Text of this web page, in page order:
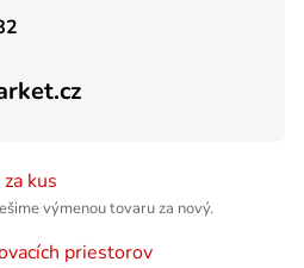
kus
výmenou tovaru za nový.
priestorov